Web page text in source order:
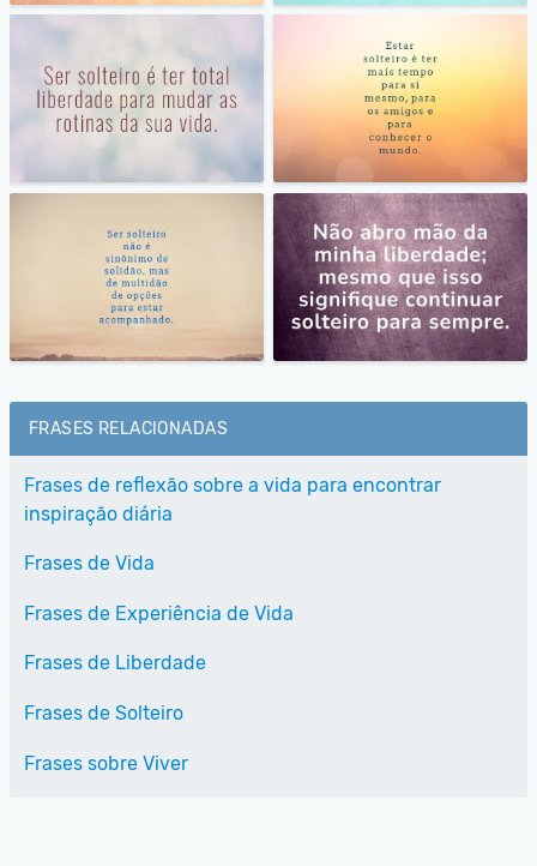
FRASES RELACIONADAS
Frases de reflexão sobre a vida para encontrar
inspiração diária
Frases de Vida
Frases de Experiência de Vida
Frases de Liberdade
Frases de Solteiro
Frases sobre Viver